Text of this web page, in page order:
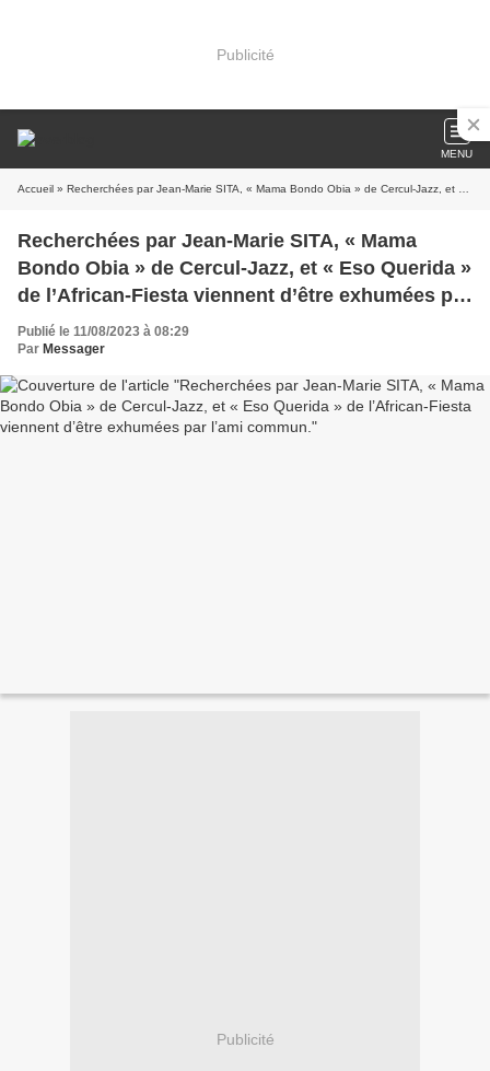
Publicité
MENU
Accueil » Recherchées par Jean-Marie SITA, « Mama Bondo Obia » de Cercul-Jazz, et « Eso Querida » de l’African-Fiesta viennent d’être exhumées par l’ami commun.
Recherchées par Jean-Marie SITA, « Mama
Bondo Obia » de Cercul-Jazz, et « Eso Querida »
de l’African-Fiesta viennent d’être exhumées par
l’ami commun.
Publié le 11/08/2023 à 08:29
Par Messager
Publicité